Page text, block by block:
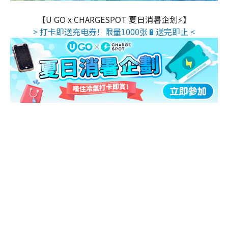
【U GO x CHARGESPOT 夏日消暑企划⚡】
> 打卡即送充电券！限量1000张🔋送完即止 <